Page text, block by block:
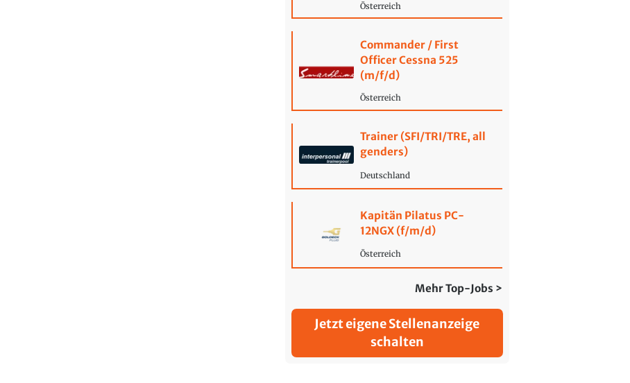
Österreich
Commander / First
Officer Cessna 525
(m/f/d)
Österreich
Trainer (SFI/TRI/TRE, all
genders)
Deutschland
Kapitän Pilatus PC-
12NGX (f/m/d)
Österreich
Mehr Top-Jobs >
Jetzt eigene Stellenanzeige
schalten